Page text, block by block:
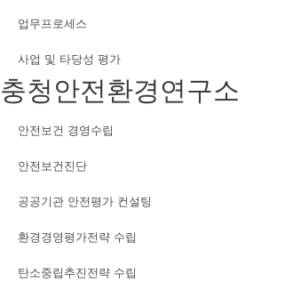
업무프로세스
사업 및 타당성 평가
충청안전환경연구소
안전보건 경영수립
안전보건진단
공공기관 안전평가 컨설팅
환경경영평가전략 수립
탄소중립추진전략 수립